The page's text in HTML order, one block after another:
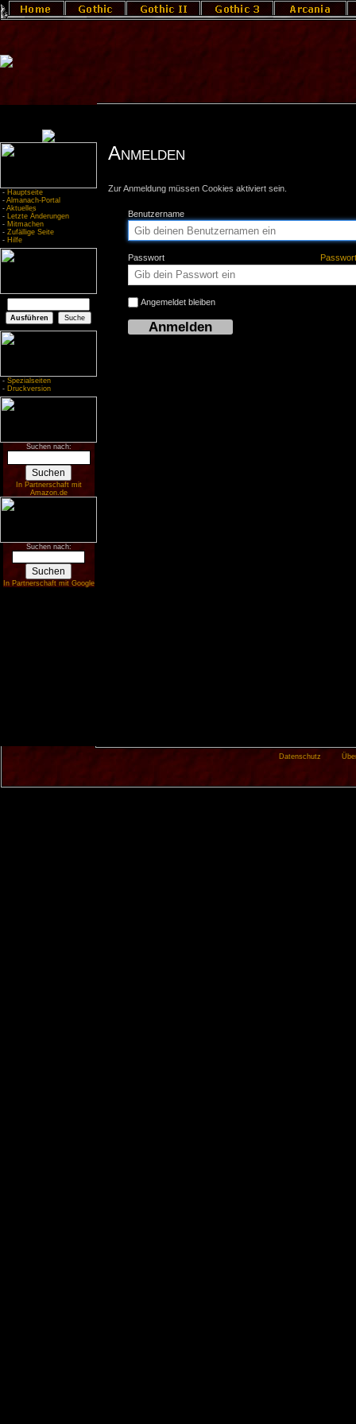
- Hauptseite
- Almanach-Portal
- Aktuelles
- Letzte Änderungen
- Mitmachen
- Zufällige Seite
- Hilfe
- Spezialseiten
- Druckversion
Suchen nach:
In Partnerschaft mit
Amazon.de
Suchen nach:
In Partnerschaft mit Google
Anmelden
Zur Anmeldung müssen Cookies aktiviert sein.
Benutzername
Passwort
Angemeldet bleiben
Datenschutz